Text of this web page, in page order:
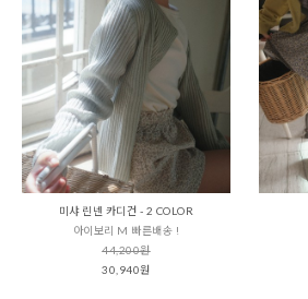
미샤 린넨 카디건 - 2 COLOR
아이보리 M 빠른배송 !
44,200원
30,940원